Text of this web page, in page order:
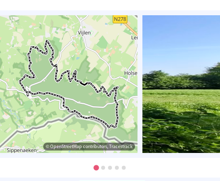
© OpenStreetMap contributors, Tracestrack